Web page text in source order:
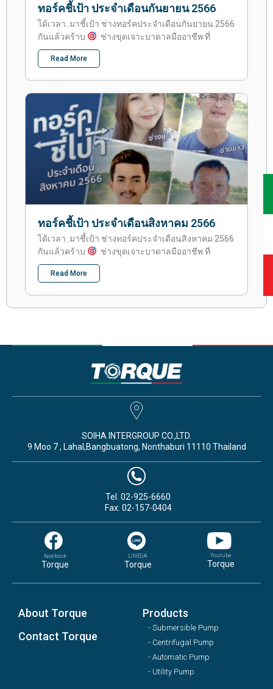
ทอร์คชี้เป้า ประจำเดือนกันยายน 2566
ได้เวลา..มาชี้เป้า ช่างทอร์คประจำเดือนกันยายน 2566
กันแล้วคร้าบ
ช่างขุดเจาะบาดาลมืออาชีพ ที่
Read More
ทอร์คชี้เป้า ประจำเดือนสิงหาคม 2566
ได้เวลา..มาชี้เป้า ช่างทอร์คประจำเดือนสิงหาคม 2566
กันแล้วคร้าบ
ช่างขุดเจาะบาดาลมืออาชีพ ที่
Read More
SOIHA INTERGROUP CO.,LTD.
9 Moo 7 , Lahal,Bangbuatong, Nonthaburi 11110 Thailand
Tel. 02-925-6660
Fax: 02-157-0404
facebook
Torque
LINEOA
Torque
Youtube
Torque
About Torque
Contact Torque
Products
- Submersible Pump
- Centrifugal Pump
- Automatic Pump
- Utility Pump